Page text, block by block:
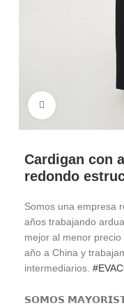
Haga Click
Cardigan con
redondo
Somos una empresa
años trabajando
mejor al menor
año a China y
intermediarios.
𝗦𝗢𝗠𝗢𝗦